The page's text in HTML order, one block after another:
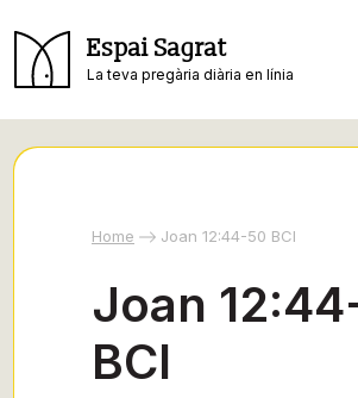
Espai Sagrat
La teva pregària diària en línia
Home Joan 12:44-50 BCI
Joan
BCI